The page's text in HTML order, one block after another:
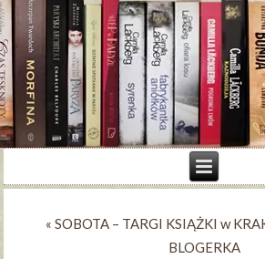
« SOBOTA – TARGI KSIĄŻKI w
BLOGERKA